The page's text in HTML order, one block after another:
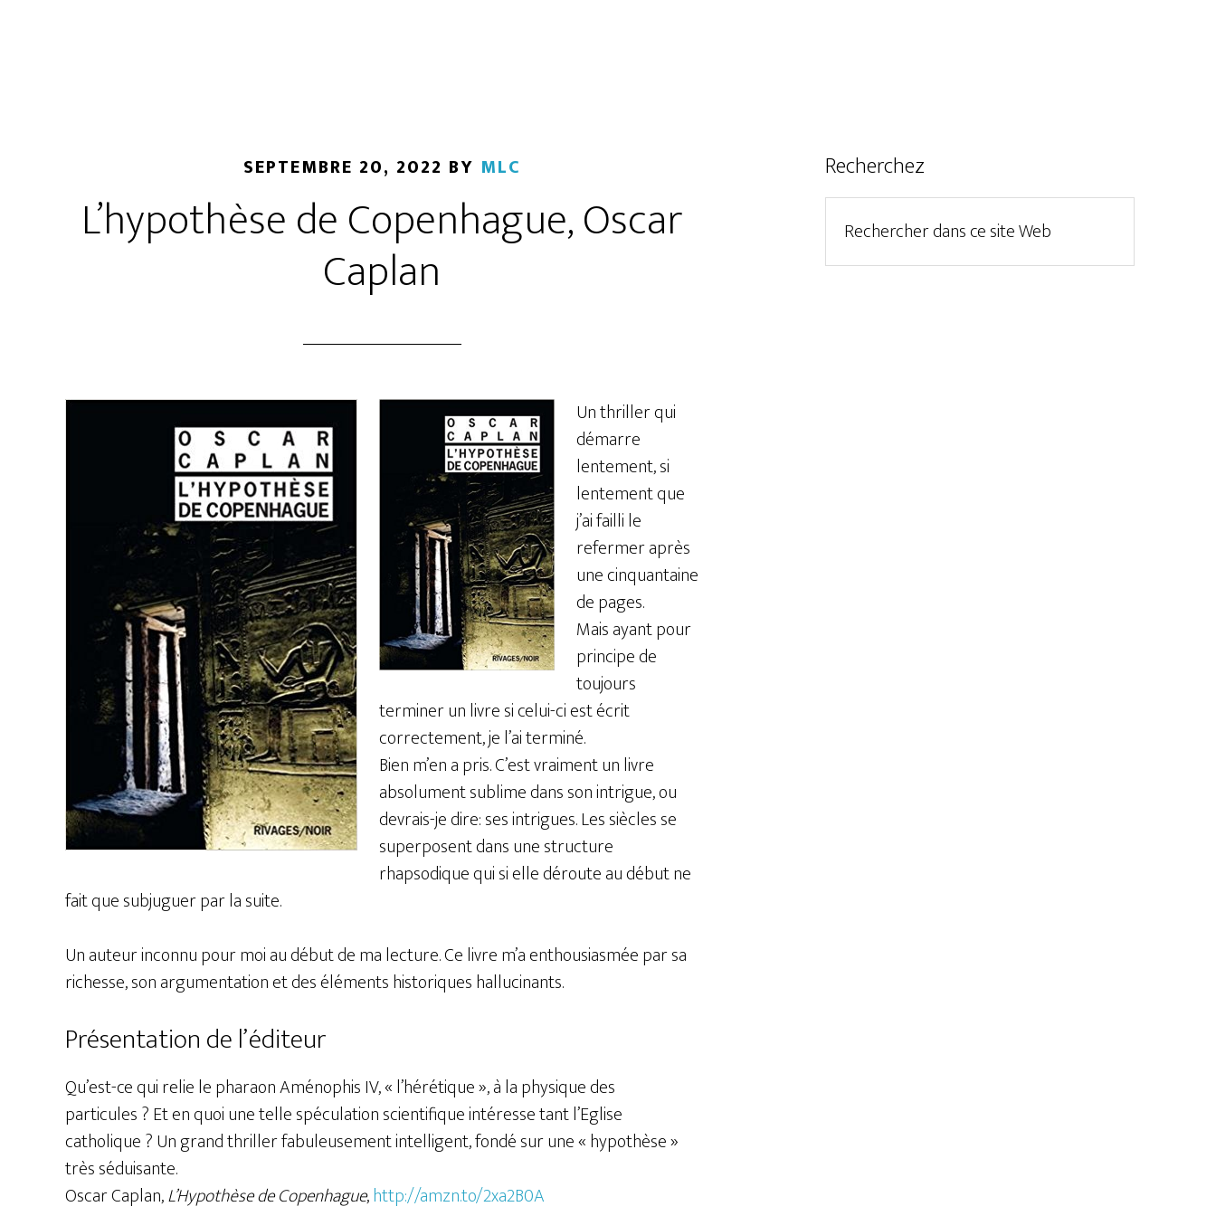
SEPTEMBRE 20, 2022 BY MLC
L’hypothèse de Copenhague, Oscar
Caplan
Un thriller qui
démarre
lentement, si
lentement que
j’ai failli le
refermer après
une cinquantaine
de pages.
Mais ayant pour
principe de
toujours
terminer un livre si celui-ci est écrit
correctement, je l’ai terminé.
Bien m’en a pris. C’est vraiment un livre
absolument sublime dans son intrigue, ou
devrais-je dire: ses intrigues. Les siècles se
superposent dans une structure
rhapsodique qui si elle déroute au début ne
fait que subjuguer par la suite.
Un auteur inconnu pour moi au début de ma lecture. Ce livre m’a enthousiasmée par sa
richesse, son argumentation et des éléments historiques hallucinants.
Présentation de l’éditeur
Qu’est-ce qui relie le pharaon Aménophis IV, « l’hérétique », à la physique des
particules ? Et en quoi une telle spéculation scientifique intéresse tant l’Eglise
catholique ? Un grand thriller fabuleusement intelligent, fondé sur une « hypothèse »
très séduisante.
Oscar Caplan,L’Hypothèse de Copenhague,http://amzn.to/2xa2B0A
Recherchez